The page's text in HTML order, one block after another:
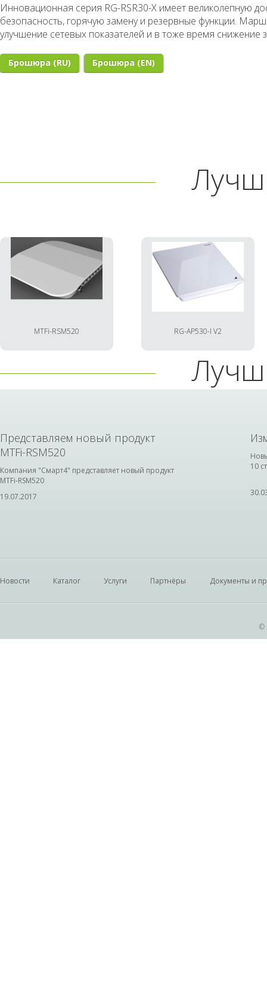
Инновационная серия RG-RSR30-X имеет великолепную
безопасность, горячую замену и резервные функции.
улучшение сетевых показателей и в тоже время снижение
Брошюра (RU) Брошюра (EN)
MTFi-RSM520 RG-AP530-I V2
Представляем новый продукт
MTFi-RSM520
Компания "Смарт4" представляет новый продукт
MTFi-RSM520
19.07.2017
10
Новости Каталог Услуги Партнёры Документы и
©